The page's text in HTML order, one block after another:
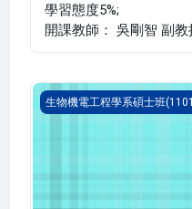
學習態度5%;
開課教師： 吳剛智 副教
實驗設計與分析
生物機電工程學系碩士班